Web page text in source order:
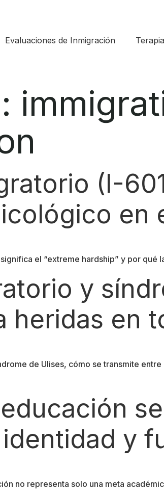
Evaluaciones de Inmigración
(I-
en
el “extreme hardship” y por qué
y
heridas en
de Ulises, cómo se transmite
y
no representa solo una meta